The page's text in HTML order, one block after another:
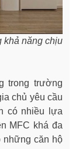
khả năng chịu
trong trường
chủ yêu cầu
có nhiều lựa
MFC khá đa
những căn hộ